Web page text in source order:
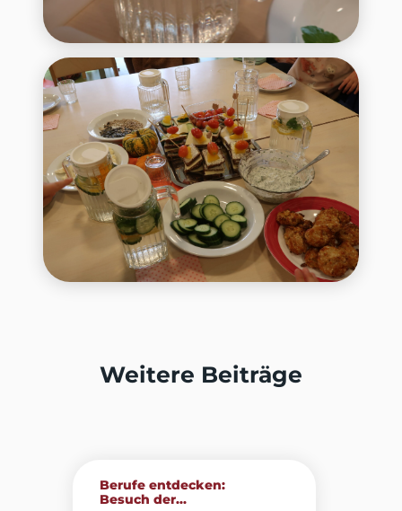
Weitere Beiträge
Berufe entdecken:
Besuch der...